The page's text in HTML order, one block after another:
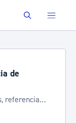
Buscar
de
referencia